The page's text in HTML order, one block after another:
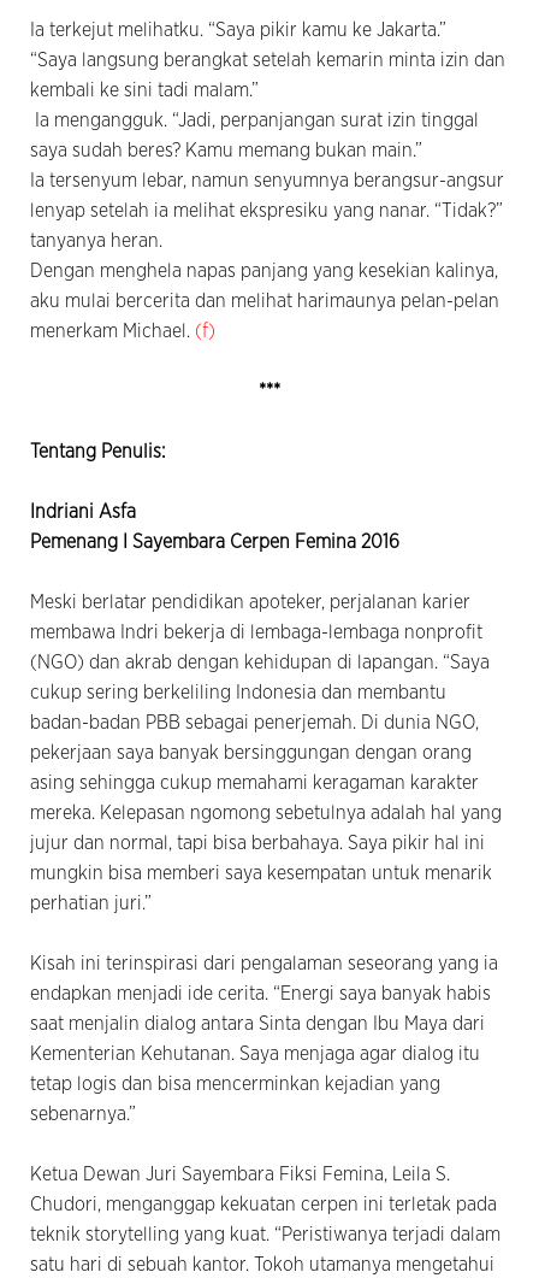
Ia terkejut melihatku. “Saya pikir kamu ke Jakarta.”
“Saya langsung berangkat setelah kemarin minta izin dan
kembali ke sini tadi malam.”
Ia mengangguk. “Jadi, perpanjangan surat izin tinggal
saya sudah beres? Kamu memang bukan main.”
Ia tersenyum lebar, namun senyumnya berangsur-angsur
lenyap setelah ia melihat ekspresiku yang nanar. “Tidak?”
tanyanya heran.
Dengan menghela napas panjang yang kesekian kalinya,
aku mulai bercerita dan melihat harimaunya pelan-pelan
menerkam Michael. (f)
***
Tentang Penulis:
Indriani Asfa
Pemenang I Sayembara Cerpen Femina 2016
Meski berlatar pendidikan apoteker, perjalanan karier
membawa Indri bekerja di lembaga-lembaga nonprofit
(NGO) dan akrab dengan kehidupan di lapangan. “Saya
cukup sering berkeliling Indonesia dan membantu
badan-badan PBB sebagai penerjemah. Di dunia NGO,
pekerjaan saya banyak bersinggungan dengan orang
asing sehingga cukup memahami keragaman karakter
mereka. Kelepasan ngomong sebetulnya adalah hal yang
jujur dan normal, tapi bisa berbahaya. Saya pikir hal ini
mungkin bisa memberi saya kesempatan untuk menarik
perhatian juri.”
Kisah ini terinspirasi dari pengalaman seseorang yang ia
endapkan menjadi ide cerita. “Energi saya banyak habis
saat menjalin dialog antara Sinta dengan Ibu Maya dari
Kementerian Kehutanan. Saya menjaga agar dialog itu
tetap logis dan bisa mencerminkan kejadian yang
sebenarnya.”
Ketua Dewan Juri Sayembara Fiksi Femina, Leila S.
Chudori, menganggap kekuatan cerpen ini terletak pada
teknik storytelling yang kuat. “Peristiwanya terjadi dalam
satu hari di sebuah kantor. Tokoh utamanya mengetahui